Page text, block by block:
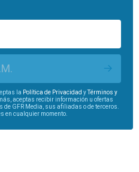
la Política de Privacidad yTérminos y
aceptas recibir información u ofertas
GFR Media, sus afiliadas o de terceros.
en cualquier momento.